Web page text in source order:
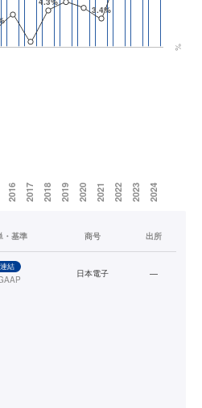
・基準 商号 出所
連結
日本電子 —